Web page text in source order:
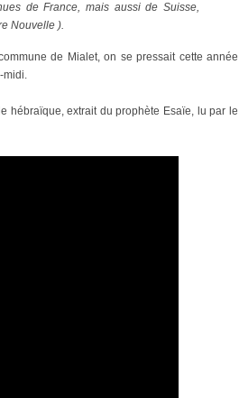
de France, mais aussi de Suisse,
Nouvelle ).
de Mialet, on se pressait cette année
midi.
hébraïque, extrait du prophète Esaïe, lu par le